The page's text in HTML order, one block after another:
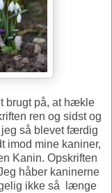
brugt på, at hækle
ren og sidst og
så blevet færdig
imod mine kaniner,
Kanin. Opskriften
håber kaninerne
ikke så længe